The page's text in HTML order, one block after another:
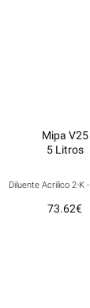
Mipa V25
5 Litros
Diluente Acrilico 2-K
73.62€